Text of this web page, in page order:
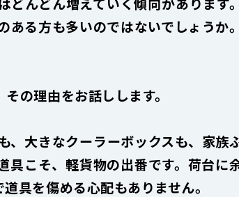
ある方も多いのではないでしょうか
の理由をお話しします。
、大きなクーラーボックスも、家族
具こそ、軽貨物の出番です。荷台に
具を傷める心配もありません。